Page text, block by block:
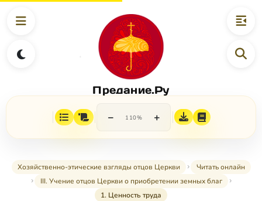
Предание.Ру
− 110% +
Хозяйственно-этические взгляды отцов Церкви
Читать онлайн
III. Учение отцов Церкви о приобретении земных благ
1. Ценность труда